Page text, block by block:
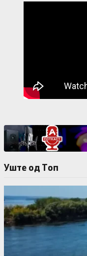
Уште од Tоп